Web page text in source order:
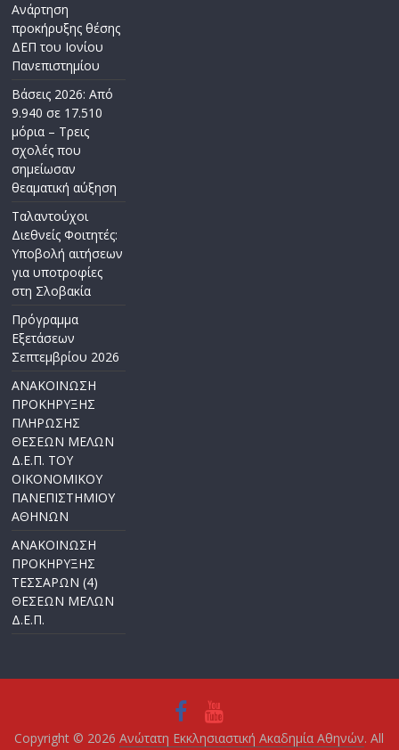
Ανάρτηση
προκήρυξης θέσης
ΔΕΠ του Ιονίου
Πανεπιστημίου
Βάσεις 2026: Από
9.940 σε 17.510
μόρια – Τρεις
σχολές που
σημείωσαν
θεαματική αύξηση
Ταλαντούχοι
Διεθνείς Φοιτητές:
Υποβολή αιτήσεων
για υποτροφίες
στη Σλοβακία
Πρόγραμμα
Εξετάσεων
Σεπτεμβρίου 2026
ΑΝΑΚΟΙΝΩΣΗ
ΠΡΟΚΗΡΥΞΗΣ
ΠΛΗΡΩΣΗΣ
ΘΕΣΕΩΝ ΜΕΛΩΝ
Δ.Ε.Π. ΤΟΥ
ΟΙΚΟΝΟΜΙΚΟΥ
ΠΑΝΕΠΙΣΤΗΜΙΟΥ
ΑΘΗΝΩΝ
ΑΝΑΚΟΙΝΩΣΗ
ΠΡΟΚΗΡΥΞΗΣ
ΤΕΣΣΑΡΩΝ (4)
ΘΕΣΕΩΝ ΜΕΛΩΝ
Δ.Ε.Π.
Copyright © 2026Ανώτατη Εκκλησιαστική Ακαδημία Αθηνών. All